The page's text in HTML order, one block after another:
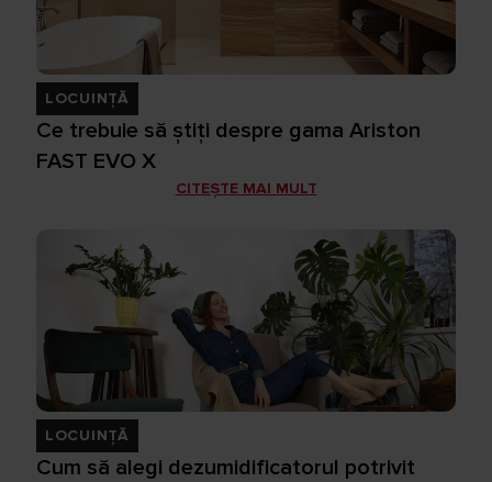
LOCUINȚĂ
Ce trebuie să știți despre gama Ariston
FAST EVO X
CITEȘTE MAI MULT
LOCUINȚĂ
Cum să alegi dezumidificatorul potrivit